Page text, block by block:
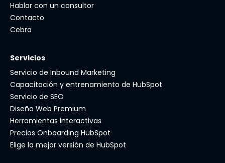
Hablar con un consultor
Contacto
Cebra
Servicios
Servicio de Inbound Marketing
Capacitación y entrenamiento de HubSpot
Servicio de SEO
Diseño Web Premium
Herramientas interactivas
Precios Onboarding HubSpot
Elige la mejor versión de HubSpot